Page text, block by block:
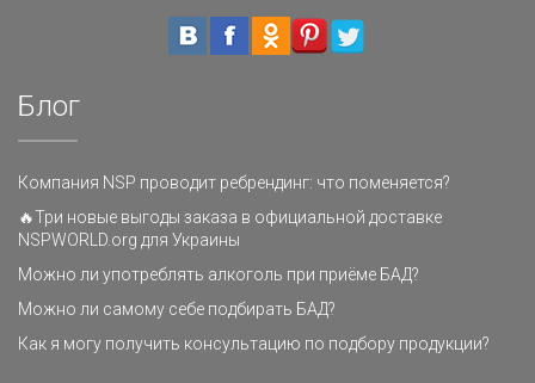
Блог
Компания NSP проводит ребрендинг: что поменяется?
🔥Три новые выгоды заказа в официальной доставке
NSPWORLD.org для Украины
Можно ли употреблять алкоголь при приёме БАД?
Можно ли самому себе подбирать БАД?
Как я могу получить консультацию по подбору продукции?